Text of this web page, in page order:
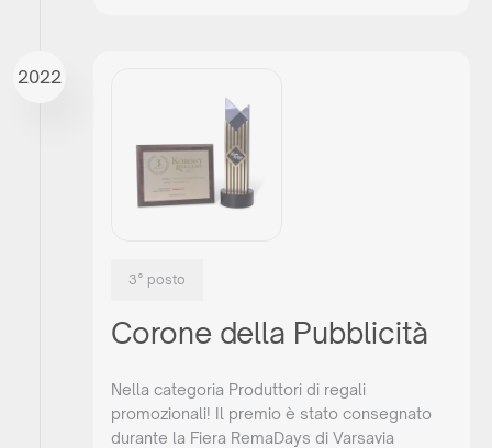
2022
3° posto
Corone della Pubblicità
Nella categoria Produttori di regali
promozionali! Il premio è stato consegnato
durante la Fiera RemaDays di Varsavia